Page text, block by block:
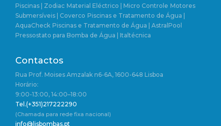
Piscinas | Zodiac Material Eléctrico | Micro Controle Motores
Submersíveis | Coverco Piscinas e Tratamento de Água |
AquaCheck Piscinas e Tratamento de Água | AstralPool
Pressostato para Bomba de Água | Italtécnica
Contactos
Rua Prof. Moises Amzalak n6-6A, 1600-648 Lisboa
Horário:
9:00-13:00, 14:00–18:00
Tel.(+351)217222290
(Chamada para rede fixa nacional)
info@lisbombas.pt